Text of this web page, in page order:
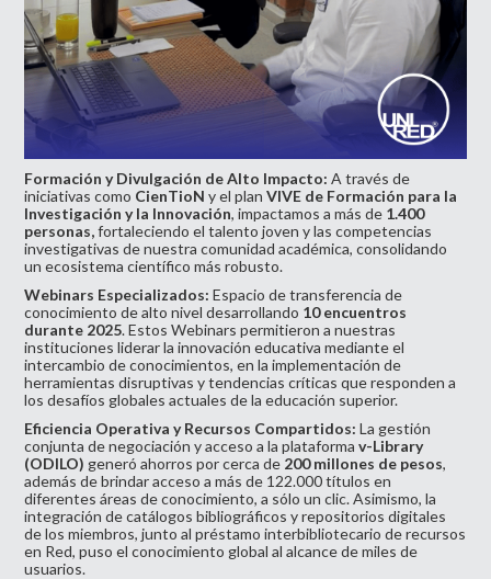
Formación y Divulgación de Alto Impacto:A través de
iniciativas como CienTioN y el planVIVE de Formación para la
Investigación y la Innovación, impactamos a más de 1.400
personas,fortaleciendo el talento joven y las competencias
investigativas de nuestra comunidad académica, consolidando
un ecosistema científico más robusto.
Webinars Especializados:Espacio de transferencia de
conocimiento de alto nivel desarrollando 10 encuentros
durante 2025. Estos Webinars permitieron a nuestras
instituciones liderar la innovación educativa mediante el
intercambio de conocimientos, en la implementación de
herramientas disruptivas y tendencias críticas que responden a
los desafíos globales actuales de la educación superior.
Eficiencia Operativa y Recursos Compartidos:La gestión
conjunta de negociación y acceso a la plataformav-Library
(ODILO) generó ahorros por cerca de 200 millones de pesos,
además de brindar acceso a más de 122.000 títulos en
diferentes áreas de conocimiento, a sólo un clic. Asimismo, la
integración de catálogos bibliográficos y repositorios digitales
de los miembros, junto al préstamo interbibliotecario de recursos
en Red, puso el conocimiento global al alcance de miles de
usuarios.